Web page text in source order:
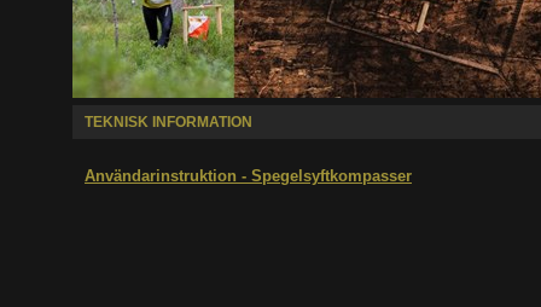
TEKNISK INFORMATION
Användarinstruktion - Spegelsyftkompasser